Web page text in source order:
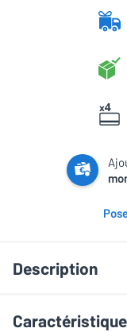
Description
Points forts